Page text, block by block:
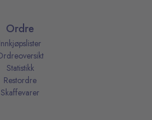
Ordre
Innkjøpslister
Statistikk
Restordre
Skaffevarer